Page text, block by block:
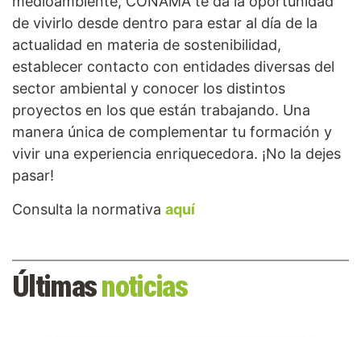
de vivirlo desde dentro para estar al día de la
actualidad en materia de sostenibilidad,
establecer contacto con entidades diversas del
sector ambiental y conocer los distintos
proyectos en los que están trabajando. Una
manera única de complementar tu formación y
vivir una experiencia enriquecedora. ¡No la dejes
pasar!
Consulta la normativa aquí
Últimasnoticias